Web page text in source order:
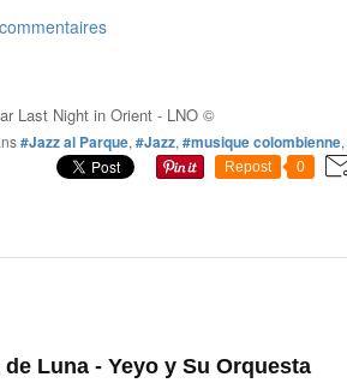
Last Night in Orient - LNO ©
#Jazz al Parque, #Jazz, #musique colombienne,
Repost 0
de Luna - Yeyo y Su Orquesta